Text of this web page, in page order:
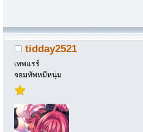
tidday2521
เทพแรร์
จอมทัพหมีหนุ่ม